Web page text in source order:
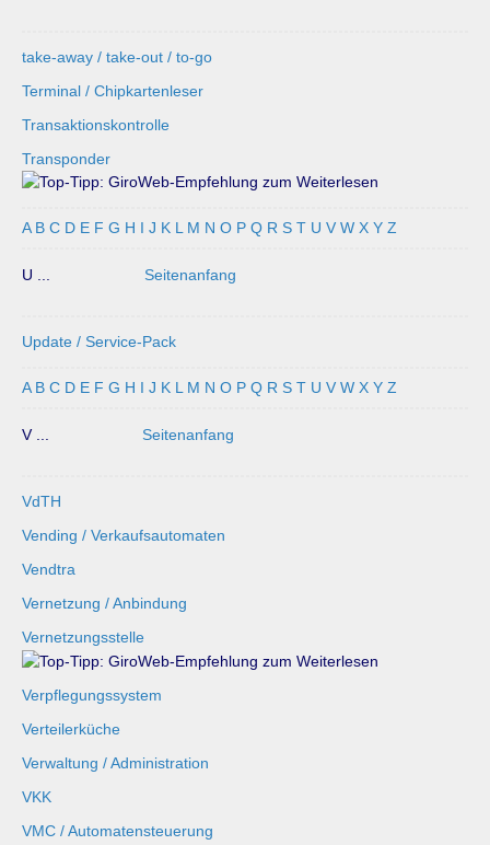
take-away / take-out / to-go
Terminal / Chipkartenleser
Transaktionskontrolle
Transponder
A B C D E F G H I J K L M N O P Q R S T U V W X Y Z
U ... Seitenanfang
Update / Service-Pack
A B C D E F G H I J K L M N O P Q R S T U V W X Y Z
V ... Seitenanfang
VdTH
Vending / Verkaufsautomaten
Vendtra
Vernetzung / Anbindung
Vernetzungsstelle
Verpflegungssystem
Verteilerküche
Verwaltung / Administration
VKK
VMC / Automatensteuerung